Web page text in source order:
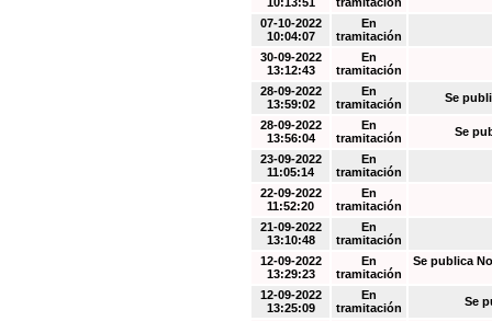
07-10-2022
10:04:07
En
tramitación
30-09-2022
13:12:43
En
tramitación
28-09-2022
13:59:02
En
tramitación
Se
28-09-2022
13:56:04
En
tramitación
Se
23-09-2022
11:05:14
En
tramitación
22-09-2022
11:52:20
En
tramitación
21-09-2022
13:10:48
En
tramitación
12-09-2022
13:29:23
En
tramitación
Se publica
12-09-2022
13:25:09
En
tramitación
Se